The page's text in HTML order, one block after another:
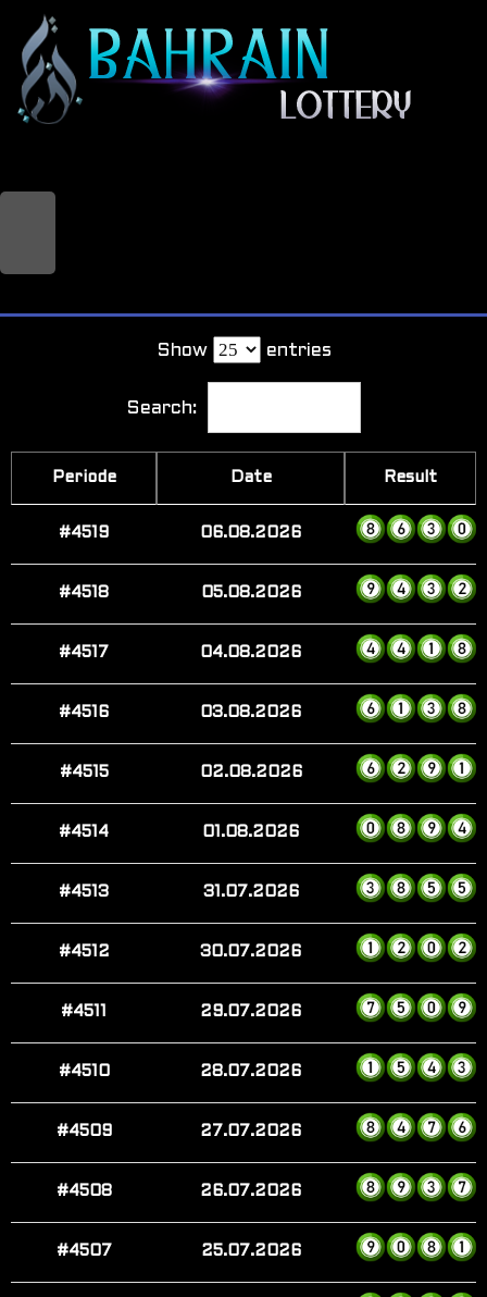
Show entries
Search:
Periode Date Result
#4519 06.08.2026
#4518 05.08.2026
#4517 04.08.2026
#4516 03.08.2026
#4515 02.08.2026
#4514 01.08.2026
#4513 31.07.2026
#4512 30.07.2026
#4511 29.07.2026
#4510 28.07.2026
#4509 27.07.2026
#4508 26.07.2026
#4507 25.07.2026